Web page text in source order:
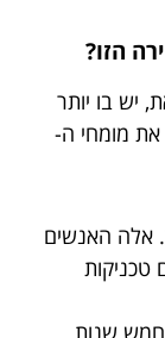
יש בו יותר
מומחי ה-
אלה האנשים
טכניקות
שנות